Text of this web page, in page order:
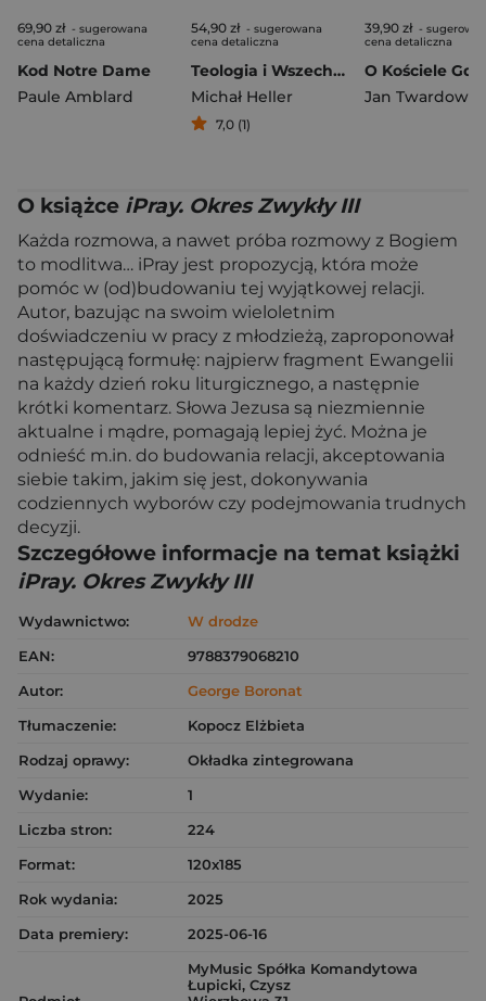
69,90 zł - sugerowana
cena detaliczna
Kod Notre Dame
Paule Amblard
54,90 zł - sugerowana
cena detaliczna
Teologia i Wszechświat
Michał Heller
7,0 (1)
39,90 zł -
cena detaliczna
Jan
O książce iPray. Okres Zwykły III
Każda rozmowa, a nawet próba rozmowy z Bogiem
to modlitwa… iPray jest propozycją, która może
pomóc w (od)budowaniu tej wyjątkowej relacji.
Autor, bazując na swoim wieloletnim
doświadczeniu w pracy z młodzieżą, zaproponował
następującą formułę: najpierw fragment Ewangelii
na każdy dzień roku liturgicznego, a następnie
krótki komentarz. Słowa Jezusa są niezmiennie
aktualne i mądre, pomagają lepiej żyć. Można je
odnieść m.in. do budowania relacji, akceptowania
siebie takim, jakim się jest, dokonywania
codziennych wyborów czy podejmowania trudnych
decyzji.
Szczegółowe informacje na temat książki
iPray. Okres Zwykły III
Wydawnictwo:
W drodze
EAN:
9788379068210
Autor:
George Boronat
Tłumaczenie:
Kopocz Elżbieta
Rodzaj oprawy:
Okładka zintegrowana
Wydanie:
1
Liczba stron:
224
Format:
120x185
Rok wydania:
2025
Data premiery:
2025-06-16
MyMusic Spółka Komandytowa
Łupicki, Czysz